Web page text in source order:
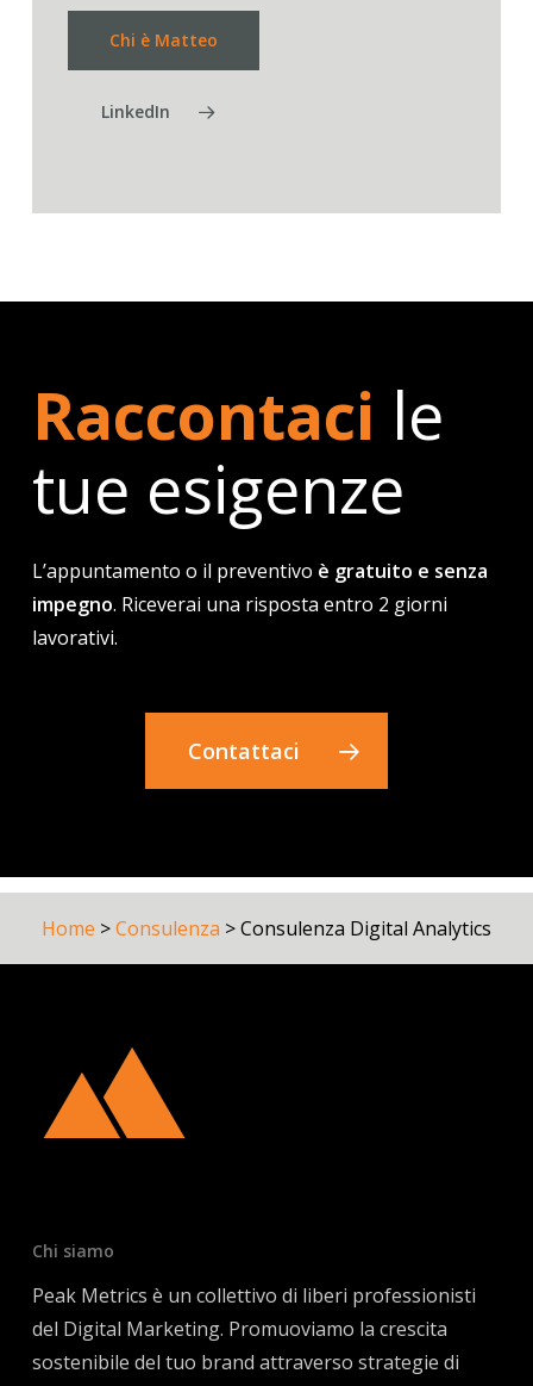
Chi è Matteo
LinkedIn
Raccontaci le
tue esigenze
L’appuntamento o il preventivo è gratuito e senza
impegno. Riceverai una risposta entro 2 giorni
lavorativi.
Contattaci
Home >Consulenza >Consulenza Digital Analytics
Chi siamo
Peak Metrics è un collettivo di liberi professionisti
del Digital Marketing. Promuoviamo la crescita
sostenibile del tuo brand attraverso strategie di